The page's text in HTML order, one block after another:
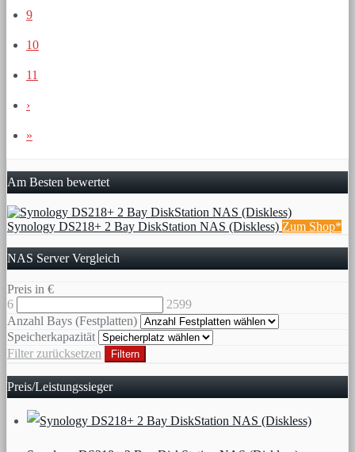
9
10
11
›
»
Am Besten bewertet
Synology DS218+ 2 Bay DiskStation NAS (Diskless) Zum Shop*
NAS Server Vergleich
Preis in €
6
2599
Anzahl Bays (Festplatten)
Speicherkapazität
Filter zurücksetzen
Filtern
Preis/Leistungssieger